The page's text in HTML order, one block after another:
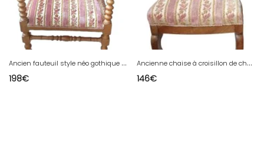
A
ncien fauteuil style néo gothique provencal 19 Ème Velours Décor floral
198€
A
ncienne chaise à croisillon de chambre Restauration 19 Ème Velours Décor floral
146€